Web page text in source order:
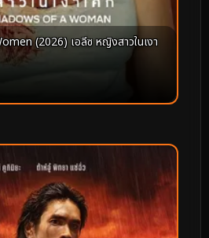
(2026) เอลีซ หญิงสาวในเงา